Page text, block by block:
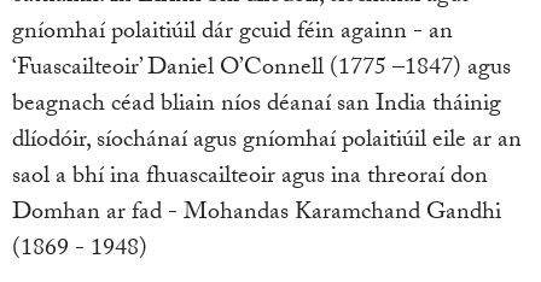
gníomhaí polaitiúil dár gcuid féin againn - an
‘Fuascailteoir’ Daniel O’Connell (1775 –1847) agus
beagnach céad bliain níos déanaí san India tháinig
dlíodóir, síochánaí agus gníomhaí polaitiúil eile ar an
saol a bhí ina fhuascailteoir agus ina threoraí don
Domhan ar fad - Mohandas Karamchand Gandhi
(1869 - 1948)